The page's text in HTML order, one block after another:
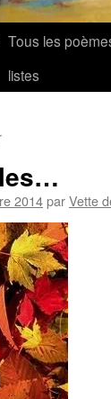
Tous les
listes
2014parVette